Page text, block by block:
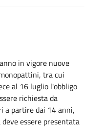
in vigore nuove
tra cui
al 16 luglio l'obbligo
richiesta da
a partire dai 14 anni,
essere presentata